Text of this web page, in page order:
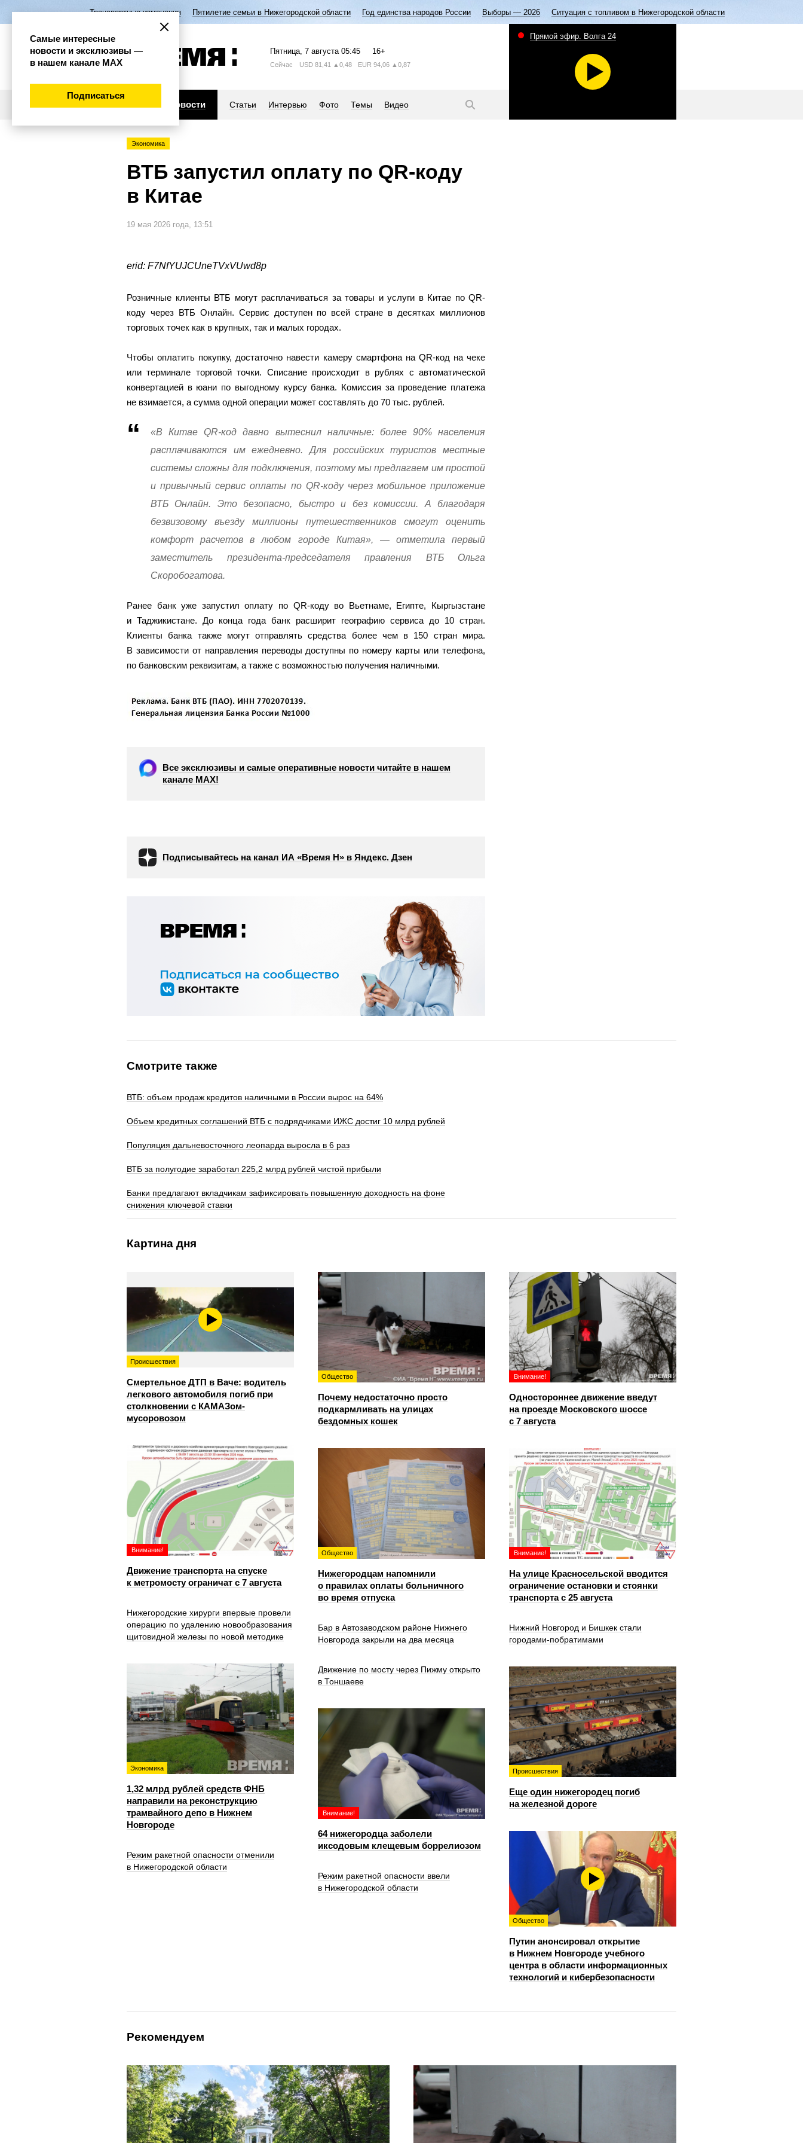
Транспортные изменения Пятилетие семьи в Нижегородской области Год единства народов России Выборы — 2026 Ситуация с топливом в Нижегородской области
Пятница, 7 августа 05:45 16+
Сейчас USD 81,41 ▲0,48 EUR 94,06 ▲0,87
Новости Статьи Интервью Фото Темы Видео
Прямой эфир. Волга 24
Экономика
ВТБ запустил оплату по QR-коду
в Китае
19 мая 2026 года, 13:51
erid: F7NfYUJCUneTVxVUwd8p
Розничные клиенты ВТБ могут расплачиваться за товары и услуги в Китае по QR-
коду через ВТБ Онлайн. Сервис доступен по всей стране в десятках миллионов
торговых точек как в крупных, так и малых городах.
Чтобы оплатить покупку, достаточно навести камеру смартфона на QR-код на чеке
или терминале торговой точки. Списание происходит в рублях с автоматической
конвертацией в юани по выгодному курсу банка. Комиссия за проведение платежа
не взимается, а сумма одной операции может составлять до 70 тыс. рублей.
«В Китае QR-код давно вытеснил наличные: более 90% населения
расплачиваются им ежедневно. Для российских туристов местные
системы сложны для подключения, поэтому мы предлагаем им простой
и привычный сервис оплаты по QR-коду через мобильное приложение
ВТБ Онлайн. Это безопасно, быстро и без комиссии. А благодаря
безвизовому въезду миллионы путешественников смогут оценить
комфорт расчетов в любом городе Китая», — отметила первый
заместитель президента-председателя правления ВТБ Ольга
Скоробогатова.
Ранее банк уже запустил оплату по QR-коду во Вьетнаме, Египте, Кыргызстане
и Таджикистане. До конца года банк расширит географию сервиса до 10 стран.
Клиенты банка также могут отправлять средства более чем в 150 стран мира.
В зависимости от направления переводы доступны по номеру карты или телефона,
по банковским реквизитам, а также с возможностью получения наличными.
Все эксклюзивы и самые оперативные новости читайте в нашем
канале МАХ!
Подписывайтесь на канал ИА «Время Н» в Яндекс. Дзен
Смотрите также
ВТБ: объем продаж кредитов наличными в России вырос на 64%
Объем кредитных соглашений ВТБ с подрядчиками ИЖС достиг 10 млрд рублей
Популяция дальневосточного леопарда выросла в 6 раз
ВТБ за полугодие заработал 225,2 млрд рублей чистой прибыли
Банки предлагают вкладчикам зафиксировать повышенную доходность на фоне
снижения ключевой ставки
Картина дня
Происшествия
Смертельное ДТП в Ваче: водитель
легкового автомобиля погиб при
столкновении с КАМАЗом-
мусоровозом
Общество
Почему недостаточно просто
подкармливать на улицах
бездомных кошек
Внимание!
Одностороннее движение введут
на проезде Московского шоссе
с 7 августа
Внимание!
Движение транспорта на спуске
к метромосту ограничат с 7 августа
Общество
Нижегородцам напомнили
о правилах оплаты больничного
во время отпуска
Внимание!
На улице Красносельской вводится
ограничение остановки и стоянки
транспорта с 25 августа
Нижегородские хирурги впервые провели
операцию по удалению новообразования
щитовидной железы по новой методике
Бар в Автозаводском районе Нижнего
Новгорода закрыли на два месяца
Нижний Новгород и Бишкек стали
городами-побратимами
Экономика
1,32 млрд рублей средств ФНБ
направили на реконструкцию
трамвайного депо в Нижнем
Новгороде
Движение по мосту через Пижму открыто
в Тоншаеве
Происшествия
Еще один нижегородец погиб
на железной дороге
Внимание!
64 нижегородца заболели
иксодовым клещевым боррелиозом
Общество
Путин анонсировал открытие
в Нижнем Новгороде учебного
центра в области информационных
технологий и кибербезопасности
Режим ракетной опасности отменили
в Нижегородской области
Режим ракетной опасности ввели
в Нижегородской области
Рекомендуем
Самые интересные
новости и эксклюзивы —
в нашем канале МАХ
Подписаться